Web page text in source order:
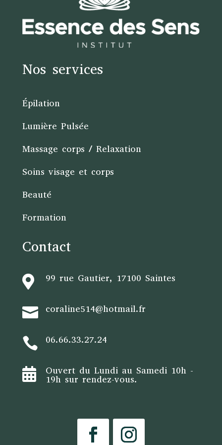
Nos services
Épilation
Lumière Pulsée
Massage corps / Relaxation
Soins visage et corps
Beauté
Formation
Contact
 99 rue Gautier, 17100 Saintes
 coraline514@hotmail.fr
 06.66.33.27.24
 Ouvert du Lundi au Samedi 10h -
19h sur rendez-vous.